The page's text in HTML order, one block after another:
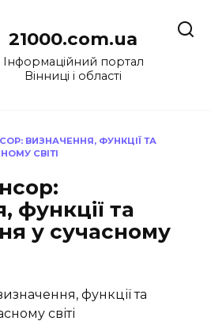
21000.com.ua
Інформаційний портал
Вінниці і області
ВИЗНАЧЕННЯ, ФУНКЦІЇ ТА
СВІТІ
функції та
у сучасному